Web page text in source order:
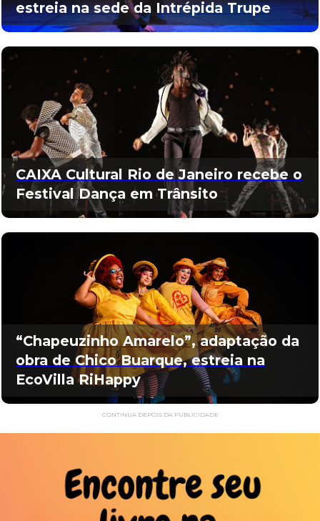
estreia na sede da Intrépida Trupe
CAIXA Cultural Rio de Janeiro recebe o
Festival Dança em Trânsito
“Chapeuzinho Amarelo”, adaptação da
obra de Chico Buarque, estreia na
EcoVilla RiHappy
CONTINUA DEPOIS DA PUBLICIDADE